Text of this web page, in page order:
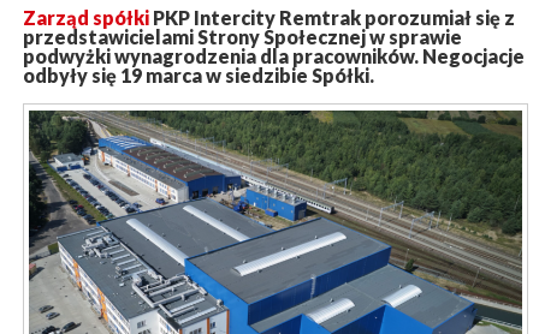
Zarząd spółkiPKP Intercity Remtrak porozumiał się z
przedstawicielami Strony Społecznej w sprawie
podwyżki wynagrodzenia dla pracowników. Negocjacje
odbyły się 19 marca w siedzibie Spółki.